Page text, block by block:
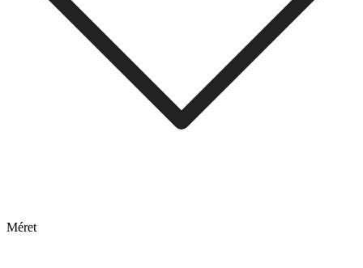
Méret